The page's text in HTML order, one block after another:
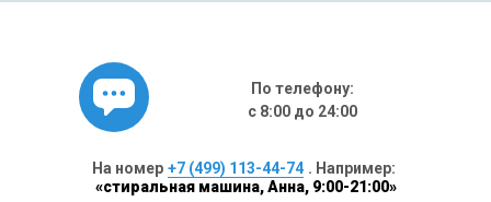
По телефону:
с 8:00 до 24:00
На номер +7 (499) 113-44-74 . Например:
«стиральная машина, Анна, 9:00-21:00»